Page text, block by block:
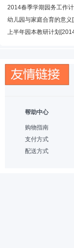
2014春季学期园务工作计
幼儿园与家庭合育的意义
上半年园本教研计划
帮助中心
购物指南
支付方式
配送方式